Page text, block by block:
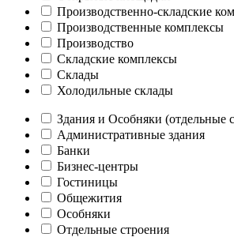
Производственно-складские
Производственные комплексы
Производство
Складские комплексы
Склады
Холодильные склады
Здания и Особняки (отдельные
Административные здания
Банки
Бизнес-центры
Гостиницы
Общежития
Особняки
Отдельные строения